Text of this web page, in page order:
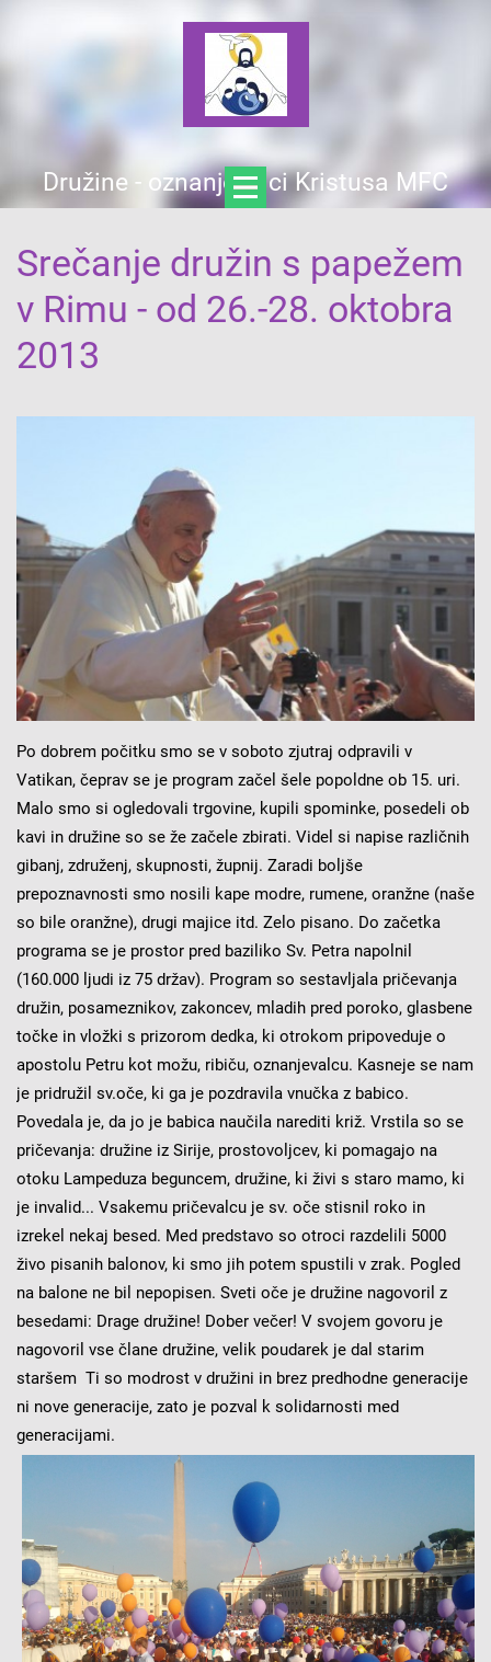
Družine - oznanjevalci Kristusa MFC
Srečanje družin s papežem
v Rimu - od 26.-28. oktobra
2013
Po dobrem počitku smo se v soboto zjutraj odpravili v
Vatikan, čeprav se je program začel šele popoldne ob 15. uri.
Malo smo si ogledovali trgovine, kupili spominke, posedeli ob
kavi in družine so se že začele zbirati. Videl si napise različnih
gibanj, združenj, skupnosti, župnij. Zaradi boljše
prepoznavnosti smo nosili kape modre, rumene, oranžne (naše
so bile oranžne), drugi majice itd. Zelo pisano. Do začetka
programa se je prostor pred baziliko Sv. Petra napolnil
(160.000 ljudi iz 75 držav). Program so sestavljala pričevanja
družin, posameznikov, zakoncev, mladih pred poroko, glasbene
točke in vložki s prizorom dedka, ki otrokom pripoveduje o
apostolu Petru kot možu, ribiču, oznanjevalcu. Kasneje se nam
je pridružil sv.oče, ki ga je pozdravila vnučka z babico.
Povedala je, da jo je babica naučila narediti križ. Vrstila so se
pričevanja: družine iz Sirije, prostovoljcev, ki pomagajo na
otoku Lampeduza beguncem, družine, ki živi s staro mamo, ki
je invalid... Vsakemu pričevalcu je sv. oče stisnil roko in
izrekel nekaj besed. Med predstavo so otroci razdelili 5000
živo pisanih balonov, ki smo jih potem spustili v zrak. Pogled
na balone ne bil nepopisen. Sveti oče je družine nagovoril z
besedami: Drage družine! Dober večer! V svojem govoru je
nagovoril vse člane družine, velik poudarek je dal starim
staršem Ti so modrost v družini in brez predhodne generacije
ni nove generacije, zato je pozval k solidarnosti med
generacijami.